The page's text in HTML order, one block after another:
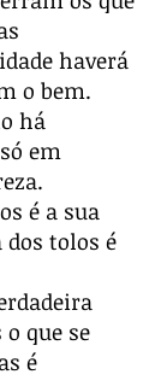
haverá
o bem.
há
em
é a sua
tolos é
que se
é